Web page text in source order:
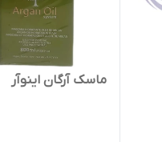
ماسک آرگان اینوآر